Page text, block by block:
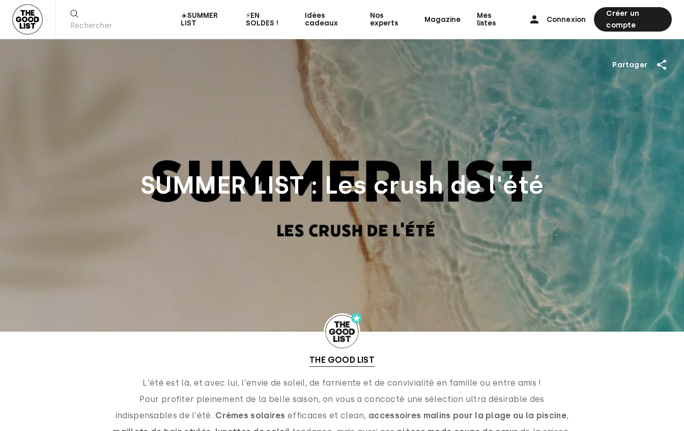
☀️SUMMER
LIST
⚡️EN
SOLDES !
Idées
cadeaux
Nos
experts
Magazine
Mes
listes
Connexion
Créer un
compte
SUMMER LIST : Les crush de l'été
Partager
THE GOOD LIST
L’été est là, et avec lui, l’envie de soleil, de farniente et de convivialité en famille ou entre amis !
Pour profiter pleinement de la belle saison, on vous a concocté une sélection ultra désirable des
indispensables de l’été. Crèmes solaires efficaces et clean, accessoires malins pour la plage ou la piscine,